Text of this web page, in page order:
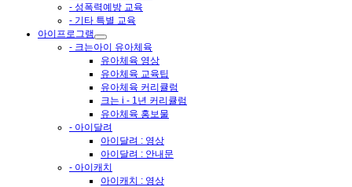
- 성폭력예방 교육
- 기타 특별 교육
아이프로그램
- 크는아이 유아체육
유아체육 영상
유아체육 교육팁
유아체육 커리큘럼
크는 i - 1년 커리큘럼
유아체육 홍보물
- 아이달려
아이달려 : 영상
아이달려 : 안내문
- 아이캐치
아이캐치 : 영상